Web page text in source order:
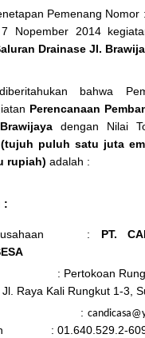
Pemenang Nomor
Nopember 2014
Drainase Jl.
bahwa
Perencanaan
dengan Nilai
(tujuh puluh satu juta
rupiah) adalah :
:
: PT.
Pertokoan Rungkut
Raya Kali Rungkut 1-3,
:
: 01.640.529.2-